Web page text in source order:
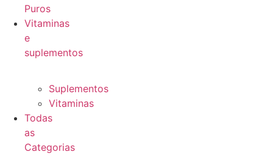
Puros
Vitaminas
e
suplementos
Suplementos
Vitaminas
Todas
as
Categorias